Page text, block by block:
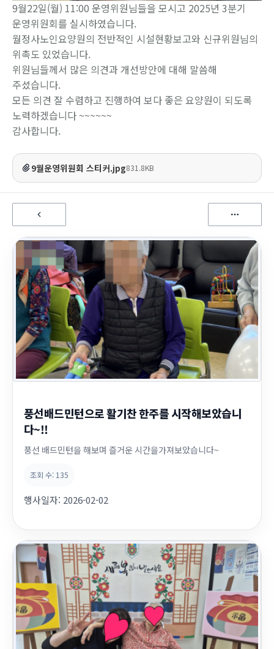
9월22일(월) 11:00 운영위원님들을 모시고 2025년 3분기
운영위원회를 실시하였습니다.
월정사노인요양원의 전반적인 시설현황보고와 신규위원님의
위촉도 있었습니다.
위원님들께서 많은 의견과 개선방안에 대해 말씀해
주셨습니다.
모든 의견 잘 수렴하고 진행하여 보다 좋은 요양원이 되도록
노력하겠습니다 ~~~~~~
감사합니다.
9월운영위원회 스티커.jpg831.8KB
풍선배드민턴으로 활기찬 한주를 시작해보았습니
다~!!
풍선 배드민턴을 해보며 즐거운 시간을가져보았습니다~
조회 수: 135
행사일자: 2026-02-02